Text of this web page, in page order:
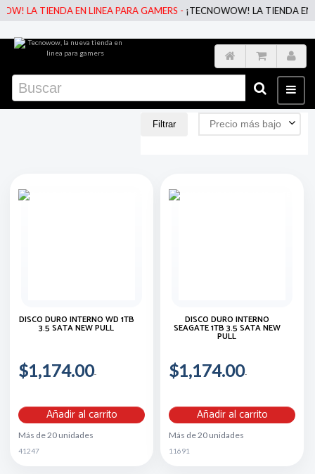
LA TIENDA EN LINEA PARA GAMERS -¡TECNOWOW! LA TIENDA EN
Filtrar Precio más bajo
DISCO DURO INTERNO WD 1TB
3.5 SATA NEW PULL
$1,174.00
Añadir al carrito
Más de 20 unidades
41247
DISCO DURO INTERNO
SEAGATE 1TB 3.5 SATA NEW
PULL
$1,174.00
Añadir al carrito
Más de 20 unidades
11691